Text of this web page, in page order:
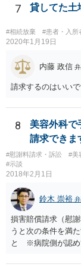
な場合」には、請
7 貸してた土
#相続放棄 #患者・入所
2020年1月19日
内藤 政信
請求するのはいい
8
美容外科で
請求できま
#慰謝料請求・訴訟 #美
#示談
2018年2月1日
鈴木 崇裕
損害賠償請求（慰
うと次の条件を満
と ※病院側が認め
術のミスの「せい